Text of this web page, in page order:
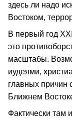
здесь ли надо
Востоком,
В первый год
это
масштабы.
иудеями,
главных причин
Ближнем
Фактически там